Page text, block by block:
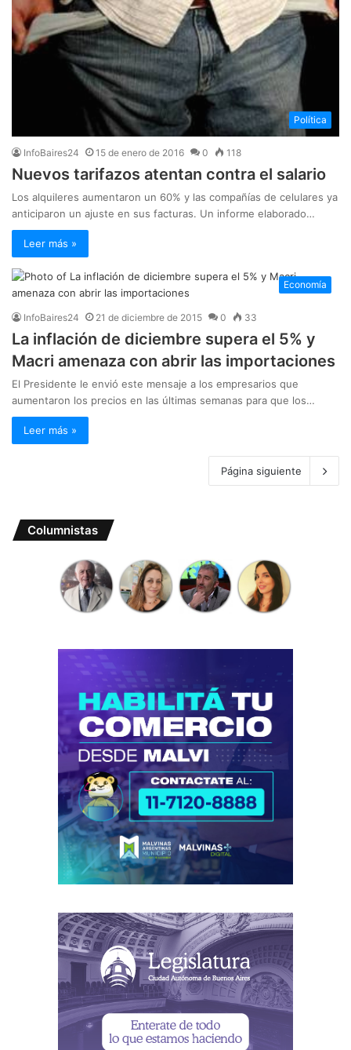
Política
InfoBaires24 15 de enero de 2016 0 118
Nuevos tarifazos atentan contra el salario
Los alquileres aumentaron un 60% y las compañías de celulares ya
anticiparon un ajuste en sus facturas. Un informe elaborado…
Leer más »
Economía
InfoBaires24 21 de diciembre de 2015 0 33
La inflación de diciembre supera el 5% y
Macri amenaza con abrir las importaciones
El Presidente le envió este mensaje a los empresarios que
aumentaron los precios en las últimas semanas para que los…
Leer más »
Página siguiente
Columnistas